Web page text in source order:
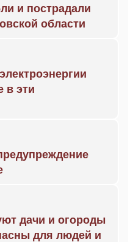
и пострадали
области
в эти
дачи и огороды
для людей и